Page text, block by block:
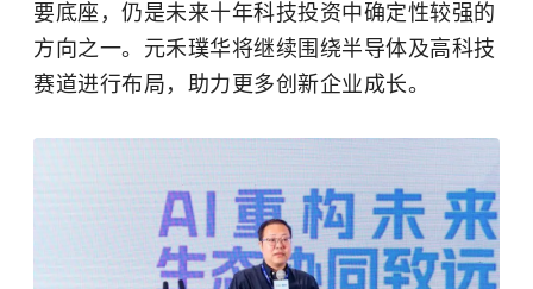
要底座，仍是未来十年科技投资中确定性较强的
方向之一。元禾璞华将继续围绕半导体及高科技
赛道进行布局，助力更多创新企业成长。